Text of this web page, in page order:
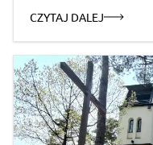
Євген Попович,
Гарасим ЧСВВ –
Польщі, о. Матей
CZYTAJ DALEJ